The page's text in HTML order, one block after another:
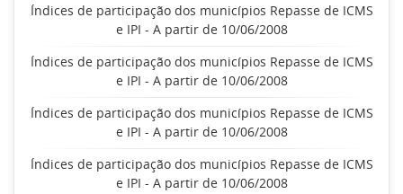
Índices de participação dos municípios Repasse de ICMS
e IPI - A partir de 10/06/2008
Índices de participação dos municípios Repasse de ICMS
e IPI - A partir de 10/06/2008
Índices de participação dos municípios Repasse de ICMS
e IPI - A partir de 10/06/2008
Índices de participação dos municípios Repasse de ICMS
e IPI - A partir de 10/06/2008